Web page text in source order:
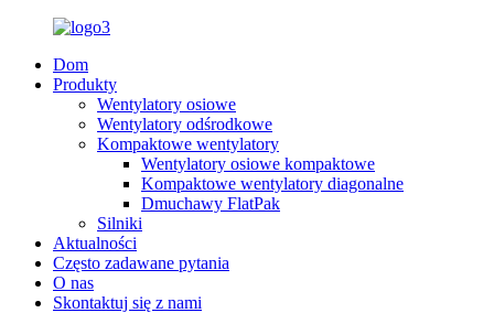
Dom
Produkty
Wentylatory osiowe
Wentylatory odśrodkowe
Kompaktowe wentylatory
Wentylatory osiowe kompaktowe
Kompaktowe wentylatory diagonalne
Dmuchawy FlatPak
Silniki
Aktualności
Często zadawane pytania
O nas
Skontaktuj się z nami